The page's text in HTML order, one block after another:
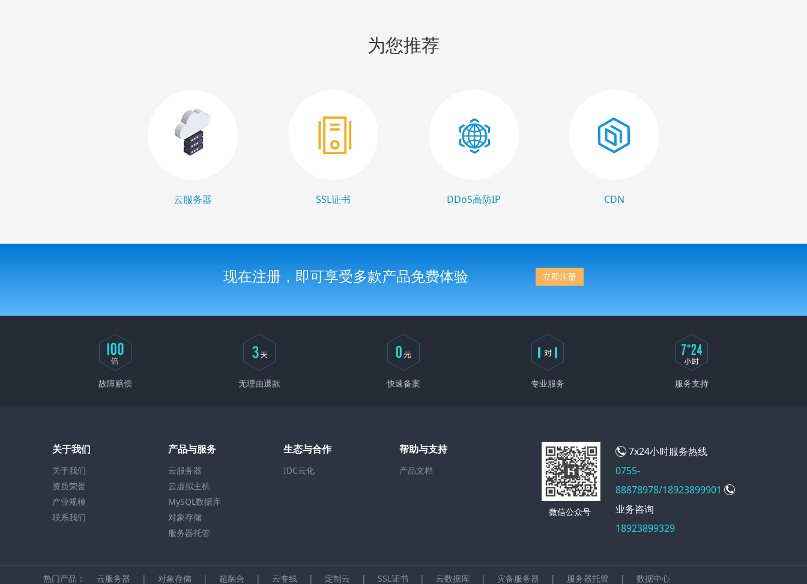
为您推荐
云服务器 SSL证书 DDoS高防IP CDN
现在注册，即可享受多款产品免费体验 立即注册
故障赔偿 无理由退款 快速备案 专业服务 服务支持
关于我们
关于我们
资质荣誉
产业规模
联系我们
产品与服务
云服务器
云虚拟主机
MySQL数据库
对象存储
服务器托管
生态与合作
IDC云化
帮助与支持
产品文档
微信公众号
7x24小时服务热线
0755-
88878978/18923899901
业务咨询
18923899329
热门产品： 云服务器 | 对象存储 | 超融合 | 云专线 | 定制云 | SSL证书 | 云数据库 | 灾备服务器 | 服务器托管 | 数据中心